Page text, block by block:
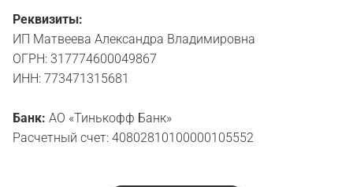
Реквизиты:
ИП Матвеева Александра Владимировна
ОГРН: 317774600049867
ИНН: 773471315681
Банк: АО «Тинькофф Банк»
Расчетный счет: 40802810100000105552